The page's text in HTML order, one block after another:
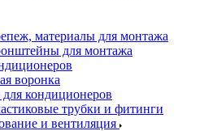
материалы для монтажа
для монтажа
воронка
кондиционеров
трубки и фитинги
и вентиляция